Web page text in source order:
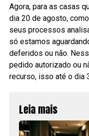
Agora, para as casas
dia 20 de agosto,
seus processos
só estamos
deferidos ou não.
pedido autorizado ou
recurso, isso até o dia
Leia mais